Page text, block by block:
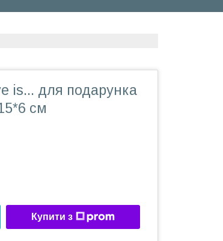
is... для подарунка
см
Купити з